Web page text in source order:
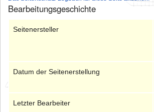
Bearbeitungsgeschichte
Seitenersteller
Datum der Seitenerstellung
Letzter Bearbeiter